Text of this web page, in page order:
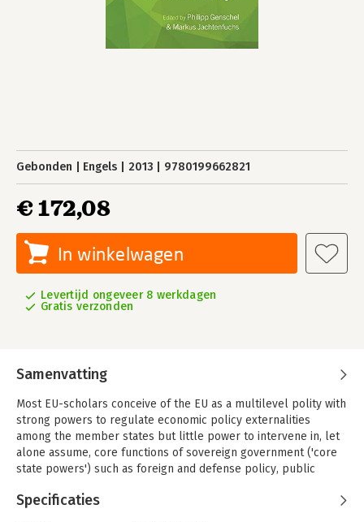
Gebonden Engels 2013 9780199662821
€ 172,08
In winkelwagen
Levertijd ongeveer 8 werkdagen
Gratis verzonden
Samenvatting
Most EU-scholars conceive of the EU as a multilevel polity with
strong powers to regulate economic policy externalities
among the member states but little power to intervene in, let
alone assume, core functions of sovereign government ('core
state powers') such as foreign and defense policy, public
order. This book challenges this view. Based on a systematic
Specificaties